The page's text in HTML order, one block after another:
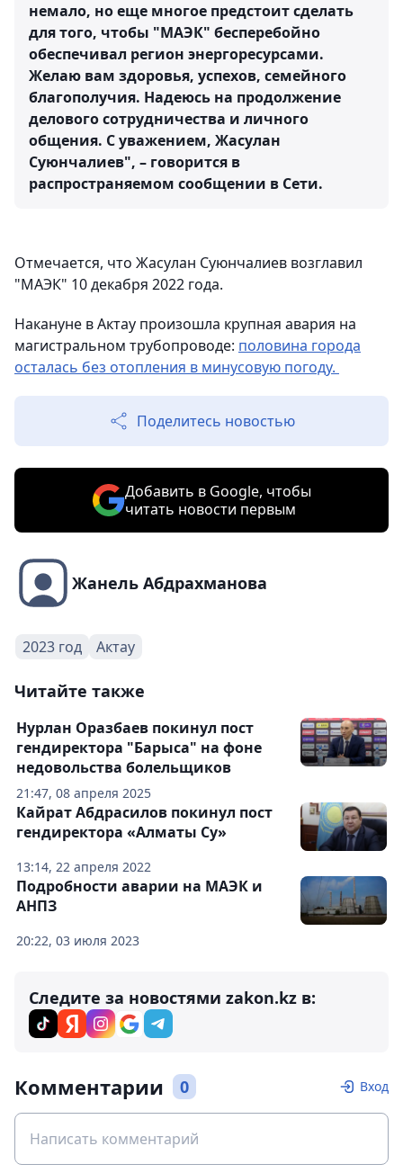
немало, но еще многое предстоит сделать
для того, чтобы "МАЭК" бесперебойно
обеспечивал регион энергоресурсами.
Желаю вам здоровья, успехов, семейного
благополучия. Надеюсь на продолжение
делового сотрудничества и личного
общения. С уважением, Жасулан
Суюнчалиев", – говорится в
распространяемом сообщении в Сети.
Отмечается, что Жасулан Суюнчалиев возглавил
"МАЭК" 10 декабря 2022 года.
Накануне в Актау произошла крупная авария на
магистральном трубопроводе: половина города
осталась без отопления в минусовую погоду.
Поделитесь новостью
Добавить в Google, чтобы
читать новости первым
Жанель Абдрахманова
2023 год Актау
Читайте также
21:47, 08 апреля 2025
Нурлан Оразбаев покинул пост
гендиректора "Барыса" на фоне
недовольства болельщиков
13:14, 22 апреля 2022
Кайрат Абдрасилов покинул пост
гендиректора «Алматы Су»
20:22, 03 июля 2023
Подробности аварии на МАЭК и
АНПЗ
Следите за новостями zakon.kz в:
Комментарии 0 Вход